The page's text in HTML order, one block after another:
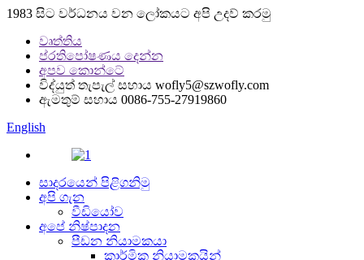
1983 සිට වර්ධනය වන ලෝකයට අපි උදව් කරමු
වෘත්තිය
ප්රතිපෝෂණය දෙන්න
අපව කොන්ටේ
විද්යුත් තැපැල් සහාය wofly5@szwofly.com
ඇමතුම් සහාය 0086-755-27919860
English
සාදරයෙන් පිළිගනිමු
අපි ගැන
වීඩියෝව
අපේ නිෂ්පාදන
පීඩන නියාමකයා
කාර්මික නියාමකයින්